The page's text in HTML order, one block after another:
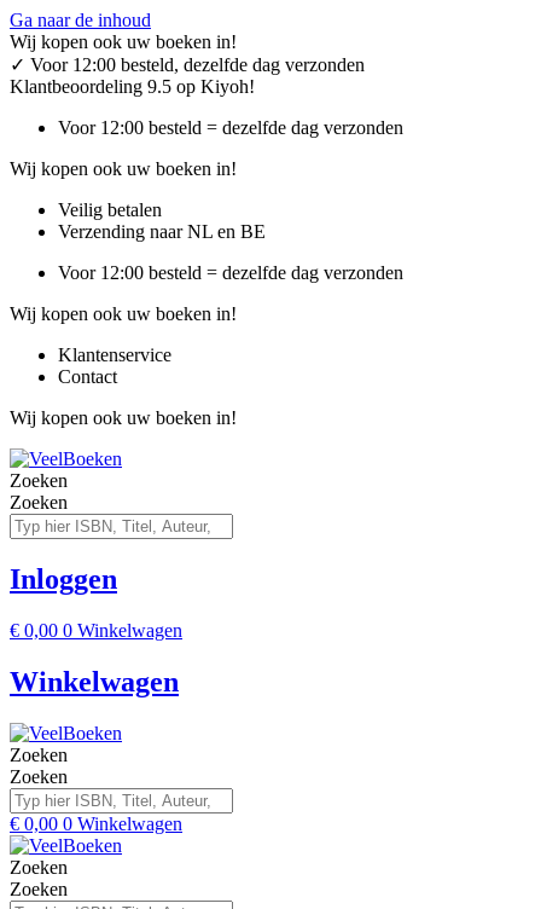
Ga naar de inhoud
Wij kopen ook uw boeken in!
✓ Voor 12:00 besteld, dezelfde dag verzonden
Klantbeoordeling 9.5 op Kiyoh!
Voor 12:00 besteld = dezelfde dag verzonden
Wij kopen ook uw boeken in!
Veilig betalen
Verzending naar NL en BE
Voor 12:00 besteld = dezelfde dag verzonden
Wij kopen ook uw boeken in!
Klantenservice
Contact
Wij kopen ook uw boeken in!
Zoeken
Zoeken
Inloggen
€ 0,00 0 Winkelwagen
Winkelwagen
Zoeken
Zoeken
€ 0,00 0 Winkelwagen
Zoeken
Zoeken